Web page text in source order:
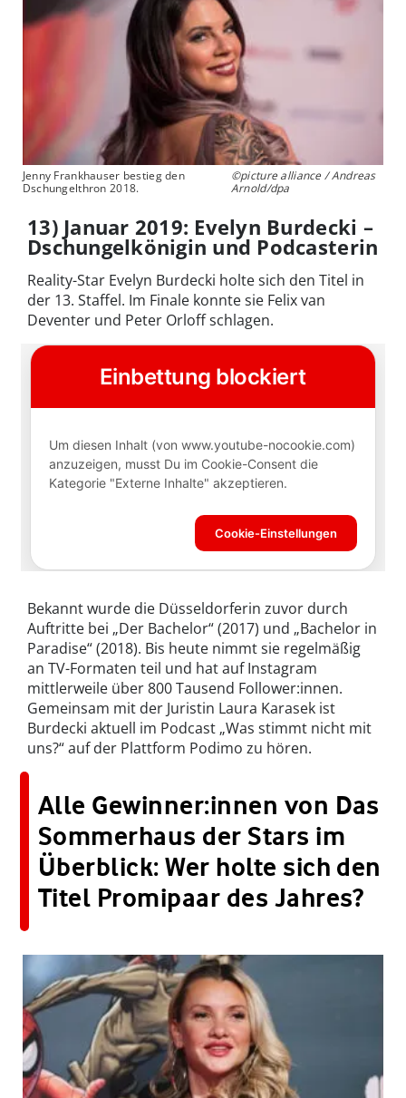
Jenny Frankhauser bestieg den
Dschungelthron 2018.
©picture alliance / Andreas
Arnold/dpa
13) Januar 2019: Evelyn Burdecki –
Dschungelkönigin und Podcasterin
Reality-Star Evelyn Burdecki holte sich den Titel in
der 13. Staffel. Im Finale konnte sie Felix van
Deventer und Peter Orloff schlagen.
Bekannt wurde die Düsseldorferin zuvor durch
Auftritte bei „Der Bachelor“ (2017) und „Bachelor in
Paradise“ (2018). Bis heute nimmt sie regelmäßig
an TV-Formaten teil und hat auf Instagram
mittlerweile über 800 Tausend Follower:innen.
Gemeinsam mit der Juristin Laura Karasek ist
Burdecki aktuell im Podcast „Was stimmt nicht mit
uns?“ auf der Plattform Podimo zu hören.
Alle Gewinner:innen von Das
Sommerhaus der Stars im
Überblick: Wer holte sich den
Titel Promipaar des Jahres?